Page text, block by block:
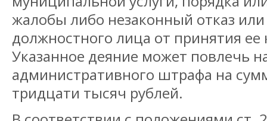
жалобы либо незаконный отказ или
должностного лица от принятия
Указанное деяние может повлечь
административного штрафа на
тридцати тысяч рублей.